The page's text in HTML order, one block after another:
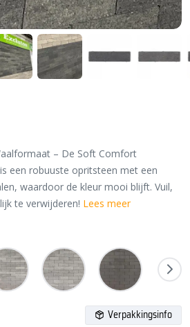
– De Soft Comfort
een robuuste opritsteen met een
waardoor de kleur mooi blijft. Vuil,
te verwijderen! Lees meer
Verpakkingsinfo